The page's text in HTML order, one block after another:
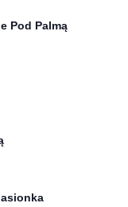
Pod Palmą